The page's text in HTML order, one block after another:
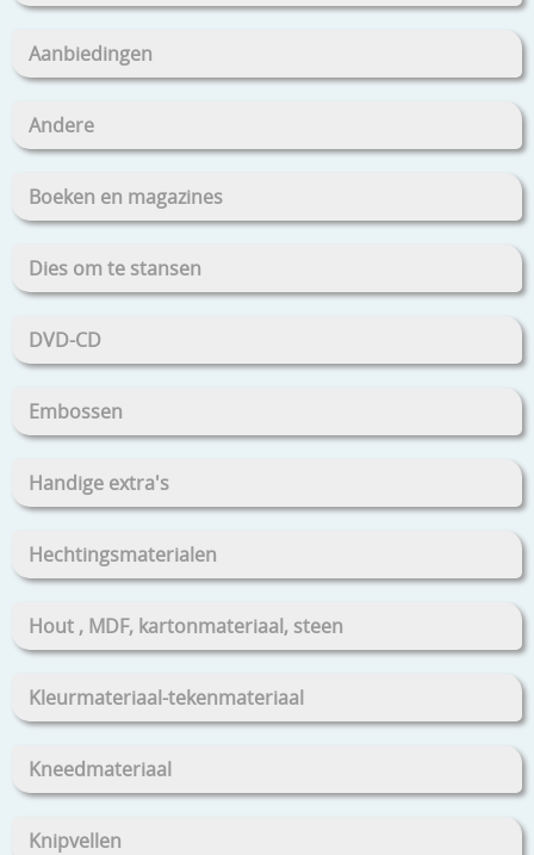
Aanbiedingen
Andere
Boeken en magazines
Dies om te stansen
DVD-CD
Embossen
Handige extra's
Hechtingsmaterialen
Hout , MDF, kartonmateriaal, steen
Kleurmateriaal-tekenmateriaal
Kneedmateriaal
Knipvellen